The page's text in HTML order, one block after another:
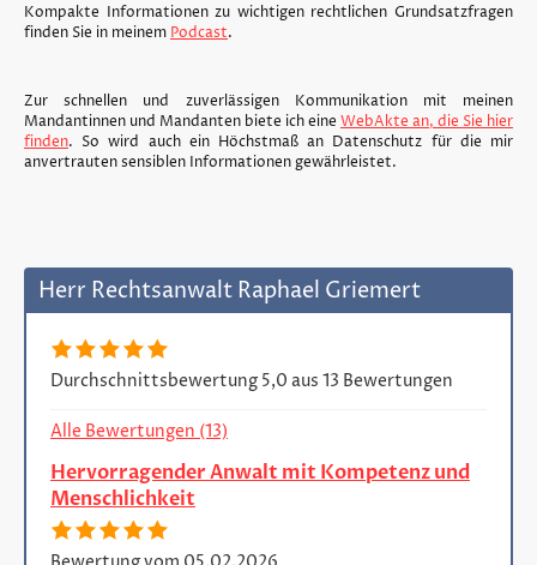
Kompakte Informationen zu wichtigen rechtlichen Grundsatzfragen
finden Sie in meinem Podcast.
Zur schnellen und zuverlässigen Kommunikation mit meinen
Mandantinnen und Mandanten biete ich eine WebAkte an, die Sie hier
finden. So wird auch ein Höchstmaß an Datenschutz für die mir
anvertrauten sensiblen Informationen gewährleistet.
Herr Rechtsanwalt Raphael Griemert
Durchschnittsbewertung 5,0 aus 13 Bewertungen
Alle Bewertungen (13)
Hervorragender Anwalt mit Kompetenz und
Menschlichkeit